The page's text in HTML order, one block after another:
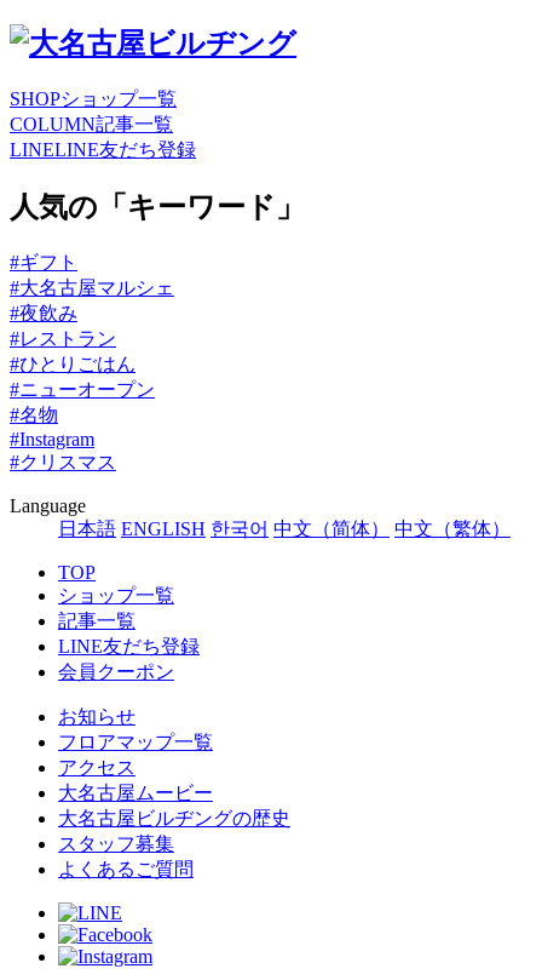
SHOPショップ一覧
COLUMN記事一覧
LINELINE友だち登録
人気の「キーワード」
#ギフト
#大名古屋マルシェ
#夜飲み
#レストラン
#ひとりごはん
#ニューオープン
#名物
#Instagram
#クリスマス
Language
日本語 ENGLISH 한국어 中文（简体） 中文（繁体）
TOP
ショップ一覧
記事一覧
LINE友だち登録
会員クーポン
お知らせ
フロアマップ一覧
アクセス
大名古屋ムービー
大名古屋ビルヂングの歴史
スタッフ募集
よくあるご質問